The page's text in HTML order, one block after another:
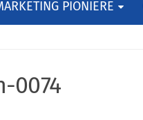
PIONIERE
0074